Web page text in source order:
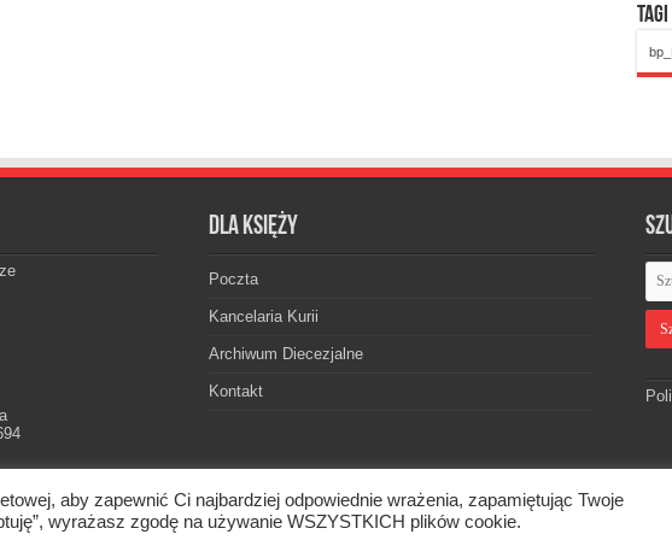
Tagi
Dla księży
Poczta
Kancelaria Kurii
Archiwum Diecezjalne
Kontakt
Gorzowskiej. © 2026. Wszelkie prawa zastrzeżone.
aby zapewnić Ci najbardziej odpowiednie wrażenia, zapamiętując Twoje
wyrażasz zgodę na używanie WSZYSTKICH plików cookie.